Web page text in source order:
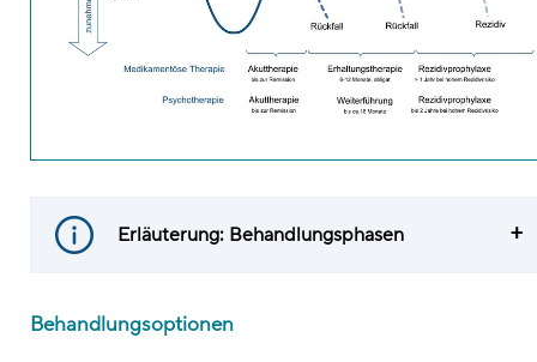
Erläuterung: Behandlungsphasen
Behandlungsoptionen